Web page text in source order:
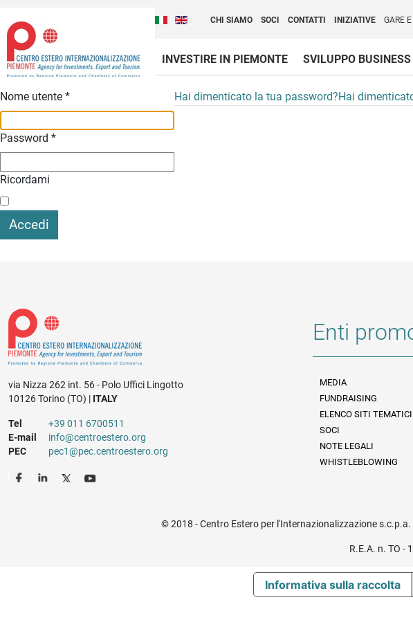
Italiano (Italia)
English (United Kingdom)
CHI SIAMO SOCI CONTATTI INIZIATIVE GARE
INVESTIRE IN PIEMONTE SVILUPPO
Nome utente *
Password *
Ricordami
Accedi
Hai dimenticato la tua password?Hai
via Nizza 262 int. 56 - Polo Uffici Lingotto
10126 Torino (TO) | ITALY
Tel
+39 011 6700511
E-mail
info@centroestero.org
PEC
pec1@pec.centroestero.org
Enti
Informazioni legali e
MEDIA
FUNDRAISING
ELENCO SITI TEMATICI
SOCI
NOTE LEGALI
WHISTLEBLOWING
© 2018 - Centro Estero per l'Internazionalizzazione
R.E.A. n. TO -
Informativa sulla raccolta